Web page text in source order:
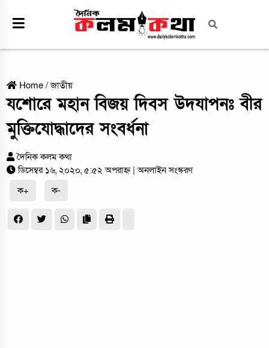
Home /জাতীয়
যশোরে মহান বিজয় দিবস উদযাপনঃ বীর
মুক্তিযোদ্ধাদের সংবর্ধনা
দৈনিক কলম কথা
ডিসেম্বর ১৬, ২০২০, ৫:৫২ অপরাহ্ন | অনলাইন সংস্করণ
ক+
ক-